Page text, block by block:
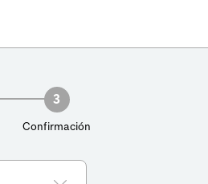
3
Confirmación